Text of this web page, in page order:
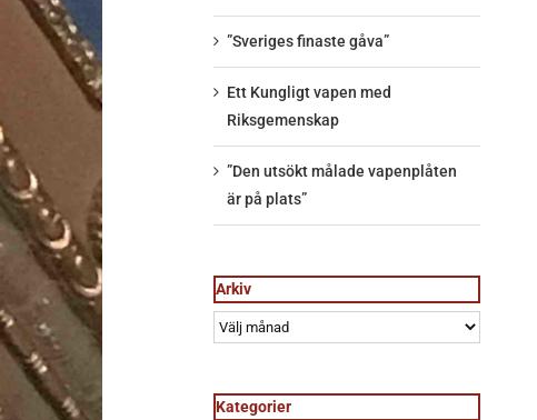
”Sveriges finaste gåva”
Ett Kungligt vapen med
Riksgemenskap
”Den utsökt målade vapenplåten
är på plats”
Arkiv
Arkiv
Kategorier